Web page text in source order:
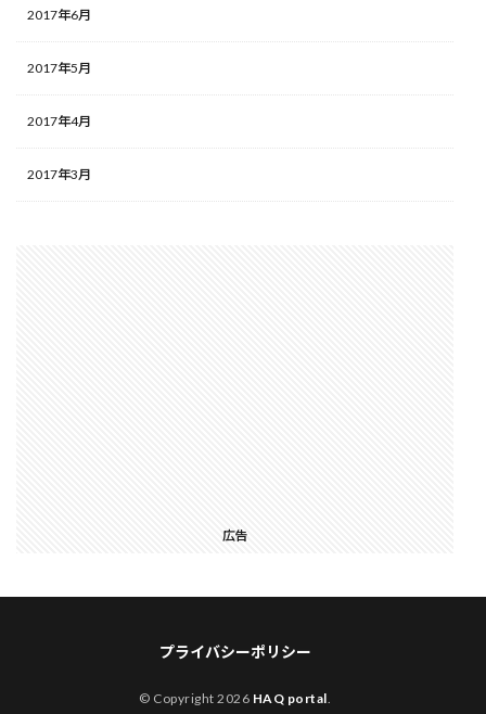
2017年6月
2017年5月
2017年4月
2017年3月
広告
プライバシーポリシー
© Copyright 2026 HAQ portal.